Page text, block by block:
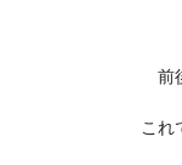
前
これ